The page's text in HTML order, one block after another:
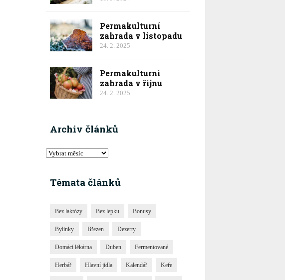
Permakulturní
zahrada v listopadu
24. 2. 2025
Permakulturní
zahrada v říjnu
24. 2. 2025
Archiv článků
Témata článků
Bez laktózy Bez lepku Bonusy
Bylinky Březen Dezerty
Domácí lékárna Duben Fermentované
Herbář Hlavní jídla Kalendář Keře